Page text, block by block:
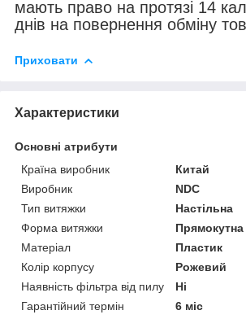
мають право на протязі 14
днів на повернення обміну
Приховати
Характеристики
Основні атрибути
Країна виробник
Китай
Виробник
NDC
Тип витяжки
Настільна
Форма витяжки
Прямокутна
Матеріал
Пластик
Колір корпусу
Рожевий
Наявність фільтра від пилу
Ні
Гарантійний термін
6 міс